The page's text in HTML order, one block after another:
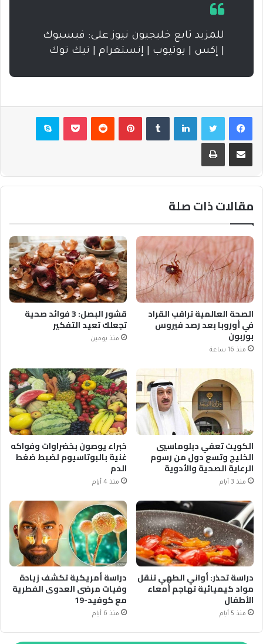
للمزيد تابع خليجيون نيوز على: فيسبوك
| إكس | يوتيوب | إنستغرام | تيك توك
فيسبوكتويتر لينكدإن بينتيريست بوكيت سكايب
مشاركة عبر البريد طباعة
مقالات ذات صلة
الصحة العالمية تراقب القراد
في أوروبا بعد رصد فيروس
بوربون
منذ 16 ساعة
قشور البصل: 3 فوائد صحية
تجعلك تعيد التفكير
منذ يومين
الكويت تعفي دبلوماسيي
الخليج وتسع دول من رسوم
الرعاية الصحية والأدوية
منذ 3 أيام
خبراء يوصون بخضراوات وفواكه
غنية بالبوتاسيوم لضبط ضغط
الدم
منذ 4 أيام
دراسة تحذر: أواني الطهي تنقل
مواد كيميائية تهاجم أمعاء
الأطفال
منذ 5 أيام
دراسة أمريكية تكشف زيادة
وفيات مرضى العدوى الفطرية
مع كوفيد-19
منذ 6 أيام